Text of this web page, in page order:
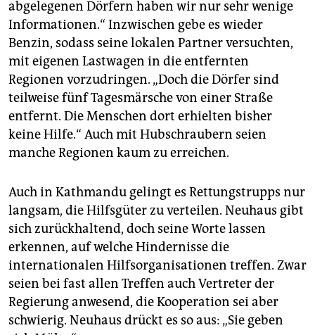
abgelegenen Dörfern haben wir nur sehr wenige
Informationen.“ Inzwischen gebe es wieder
Benzin, sodass seine lokalen Partner versuchten,
mit eigenen Lastwagen in die entfernten
Regionen vorzudringen. „Doch die Dörfer sind
teilweise fünf Tagesmärsche von einer Straße
entfernt. Die Menschen dort erhielten bisher
keine Hilfe.“ Auch mit Hubschraubern seien
manche Regionen kaum zu erreichen.
Auch in Kathmandu gelingt es Rettungstrupps nur
langsam, die Hilfsgüter zu verteilen. Neuhaus gibt
sich zurückhaltend, doch seine Worte lassen
erkennen, auf welche Hindernisse die
internationalen Hilfsorganisationen treffen. Zwar
seien bei fast allen Treffen auch Vertreter der
Regierung anwesend, die Kooperation sei aber
schwierig. Neuhaus drückt es so aus: „Sie geben